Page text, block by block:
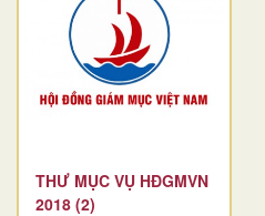
THƯ MỤC VỤ HĐGMVN
2018 (2)